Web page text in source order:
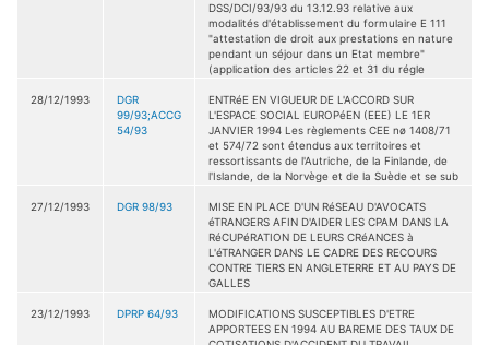
DSS/DCI/93/93 du 13.12.93 relative aux
modalités d'établissement du formulaire E 111
"attestation de droit aux prestations en nature
pendant un séjour dans un Etat membre"
(application des articles 22 et 31 du régle
28/12/1993
DGR
99/93;ACCG
54/93
ENTRéE EN VIGUEUR DE L'ACCORD SUR
L'ESPACE SOCIAL EUROPéEN (EEE) LE 1ER
JANVIER 1994 Les règlements CEE nø 1408/71
et 574/72 sont étendus aux territoires et
ressortissants de l'Autriche, de la Finlande, de
l'Islande, de la Norvège et de la Suède et se sub
27/12/1993 DGR 98/93
MISE EN PLACE D'UN RéSEAU D'AVOCATS
éTRANGERS AFIN D'AIDER LES CPAM DANS LA
RéCUPéRATION DE LEURS CRéANCES à
L'éTRANGER DANS LE CADRE DES RECOURS
CONTRE TIERS EN ANGLETERRE ET AU PAYS DE
GALLES
23/12/1993 DPRP 64/93
MODIFICATIONS SUSCEPTIBLES D'ETRE
APPORTEES EN 1994 AU BAREME DES TAUX DE